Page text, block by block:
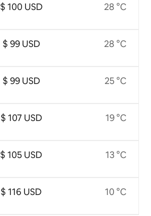
$ 100 USD
$ 99 USD
$ 99 USD
$ 107 USD
$ 105 USD
$ 116 USD
28 °C
28 °C
25 °C
19 °C
13 °C
10 °C